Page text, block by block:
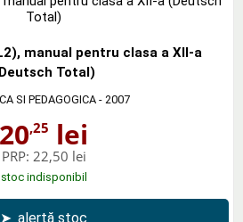
manual pentru clasa a XII-a
Total)
SI PEDAGOGICA - 2007
20,25 lei
PRP: 22,50 lei
stoc indisponibil
➤ alertă stoc